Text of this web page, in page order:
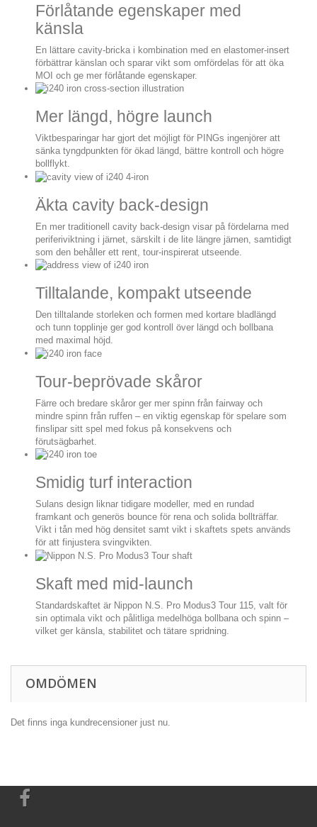
Förlåtande egenskaper med
känsla
En lättare cavity-bricka i kombination med en elastomer-insert
förbättrar känslan och sparar vikt som omfördelas för att öka
MOI och ge mer förlåtande egenskaper.
Mer längd, högre launch
Viktbesparingar har gjort det möjligt för PINGs ingenjörer att
sänka tyngdpunkten för ökad längd, bättre kontroll och högre
bollflykt.
Äkta cavity back-design
En mer traditionell cavity back-design visar på fördelarna med
periferiviktning i järnet, särskilt i de lite längre järnen, samtidigt
som den behåller ett rent, tour-inspirerat utseende.
Tilltalande, kompakt utseende
Den tilltalande storleken och formen med kortare bladlängd
och tunn topplinje ger god kontroll över längd och bollbana
med maximal höjd.
Tour-beprövade skåror
Färre och bredare skåror ger mer spinn från fairway och
mindre spinn från ruffen – en viktig egenskap för spelare som
finslipar sitt spel med fokus på konsekvens och
förutsägbarhet.
Smidig turf interaction
Sulans design liknar tidigare modeller, med en rundad
framkant och generös bounce för rena och solida bollträffar.
Vikt i tån med hög densitet samt vikt i skaftets spets används
för att finjustera svingvikten.
Skaft med mid-launch
Standardskaftet är Nippon N.S. Pro Modus3 Tour 115, valt för
sin optimala vikt och pålitliga medelhöga bollbana och spinn –
vilket ger känsla, stabilitet och tätare spridning.
OMDÖMEN
Det finns inga kundrecensioner just nu.